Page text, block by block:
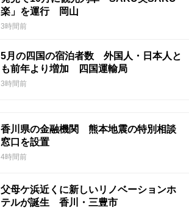
楽」を運行 岡山
3時間前
5月の四国の宿泊者数 外国人・日本人と
も前年より増加 四国運輸局
3時間前
香川県の金融機関 熊本地震の特別相談
窓口を設置
4時間前
父母ケ浜近くに新しいリノベーションホ
テルが誕生 香川・三豊市